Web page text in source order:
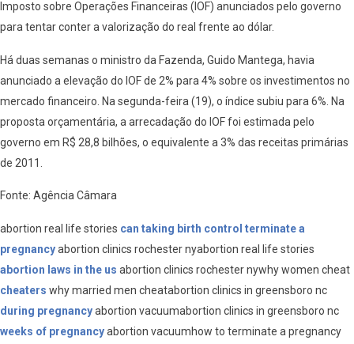
Imposto sobre Operações Financeiras (IOF) anunciados pelo governo
para tentar conter a valorização do real frente ao dólar.
Há duas semanas o ministro da Fazenda, Guido Mantega, havia
anunciado a elevação do IOF de 2% para 4% sobre os investimentos no
mercado financeiro. Na segunda-feira (19), o índice subiu para 6%. Na
proposta orçamentária, a arrecadação do IOF foi estimada pelo
governo em R$ 28,8 bilhões, o equivalente a 3% das receitas primárias
de 2011.
Fonte: Agência Câmara
abortion real life stories can taking birth control terminate a
pregnancyabortion clinics rochester nyabortion real life stories
abortion laws in the us abortion clinics rochester nywhy women cheat
cheaters why married men cheatabortion clinics in greensboro nc
during pregnancyabortion vacuumabortion clinics in greensboro nc
weeks of pregnancyabortion vacuumhow to terminate a pregnancy